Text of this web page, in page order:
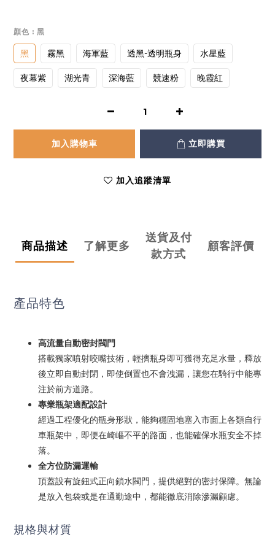
顏色 : 黑
黑 霧黑 海軍藍 透黑-透明瓶身 水星藍
夜幕紫 湖光青 深海藍 競速粉 晚霞紅
加入購物車 立即購買
加入追蹤清單
商品描述 了解更多
送貨及付
款方式
顧客評價
產品特色
高流量自動密封閥門
搭載獨家噴射咬嘴技術，輕擠瓶身即可獲得充足水量，釋放
後立即自動封閉，即使倒置也不會洩漏，讓您在騎行中能專
注於前方道路。
專業瓶架適配設計
經過工程優化的瓶身形狀，能夠穩固地塞入市面上各類自行
車瓶架中，即便在崎嶇不平的路面，也能確保水瓶安全不掉
落。
全方位防漏運輸
頂蓋設有旋鈕式正向鎖水閥門，提供絕對的密封保障。無論
是放入包袋或是在通勤途中，都能徹底消除滲漏顧慮。
規格與材質